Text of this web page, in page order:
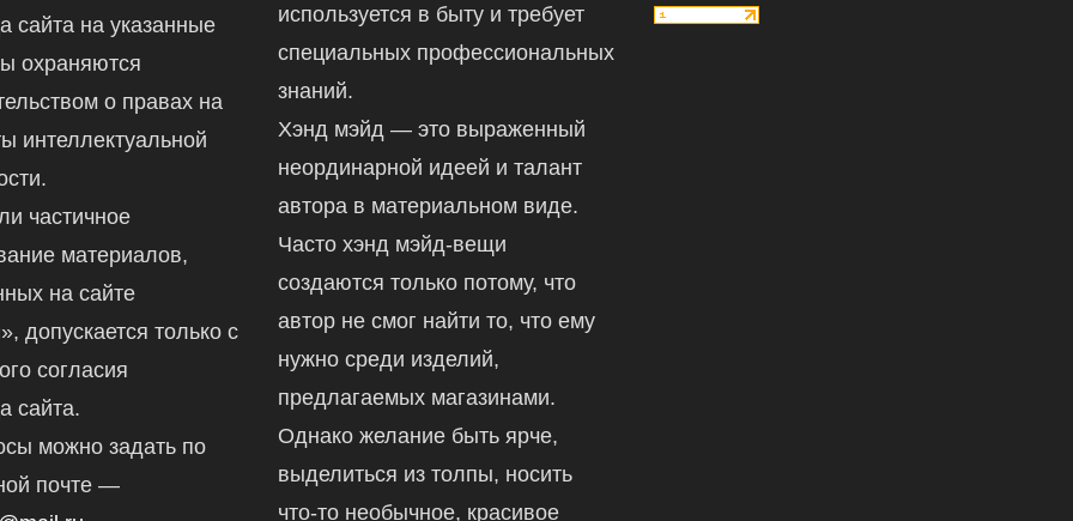
сайта на указанные
охраняются
о правах на
интеллектуальной
частичное
материалов,
на сайте
допускается только с
согласия
сайта.
можно задать по
почте —
используется в быту и требует
специальных профессиональных
знаний.
Хэнд мэйд — это выраженный
неординарной идеей и талант
автора в материальном виде.
Часто хэнд мэйд-вещи
создаются только потому, что
автор не смог найти то, что ему
нужно среди изделий,
предлагаемых магазинами.
Однако желание быть ярче,
выделиться из толпы, носить
что-то необычное, красивое